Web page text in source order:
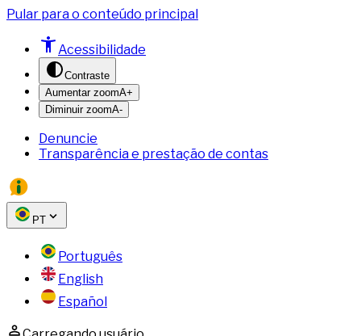
Pular para o conteúdo principal
Acessibilidade
Contraste
Aumentar zoomA+
Diminuir zoomA-
Denuncie
Transparência e prestação de contas
PT
Português
English
Español